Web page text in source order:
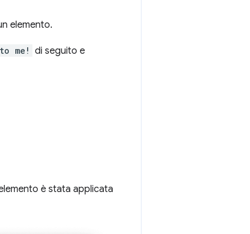
elemento.
me! di seguito e
è stata applicata